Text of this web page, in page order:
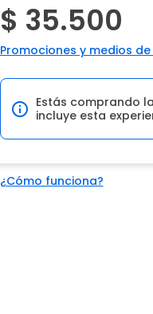
$ 35.500
Promociones y medios
Estás comprando la
incluye esta
¿Cómo funciona?